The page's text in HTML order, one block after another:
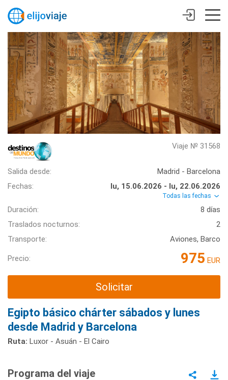
Viaje № 31568
Salida desde:
Madrid - Barcelona
Fechas:
lu, 15.06.2026 - lu, 22.06.2026
Todas las fechas
Duración:
8 días
Traslados nocturnos:
2
Transporte:
Aviones, Barco
Precio: 975 EUR
Solicitar
Egipto básico chárter sábados y lunes
desde Madrid y Barcelona
Ruta: Luxor - Asuán - El Cairo
Programa del viaje